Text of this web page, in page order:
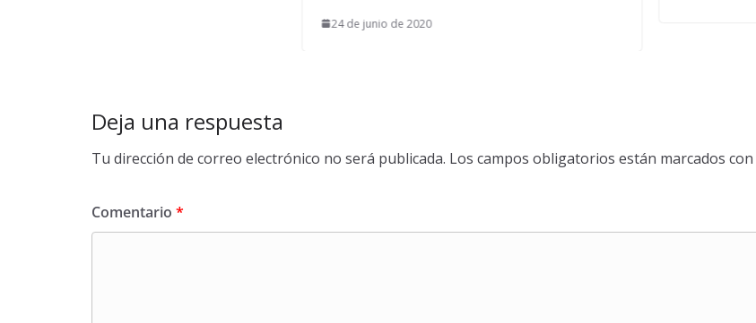
Deja una respuesta
Tu dirección de correo electrónico no será publicada. Los campos obligatorios están marcados con
Comentario *